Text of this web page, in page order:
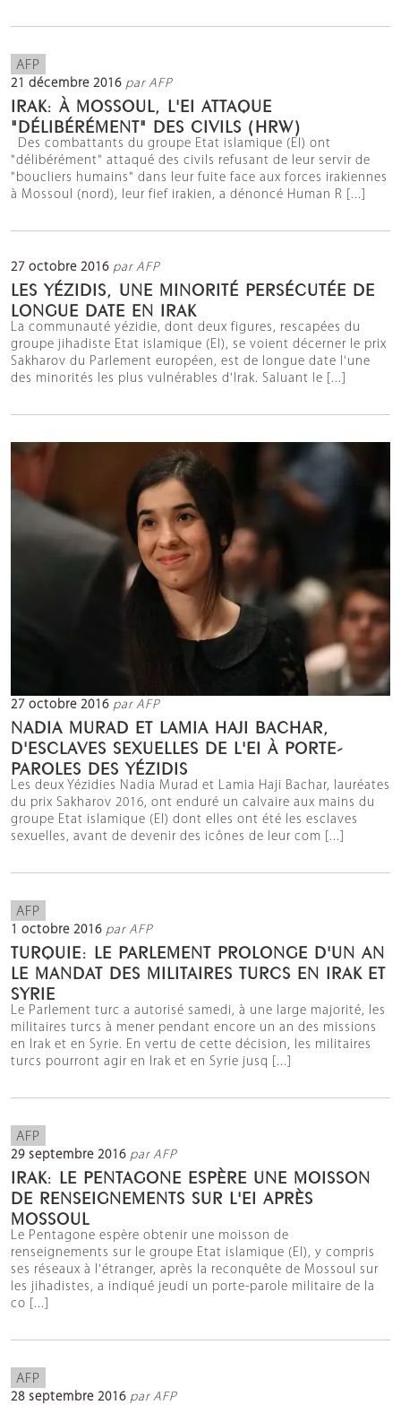
AFP
21 décembre 2016 par AFP
IRAK: À MOSSOUL, L'EI ATTAQUE
"DÉLIBÉRÉMENT" DES CIVILS (HRW)
Des combattants du groupe Etat islamique (EI) ont
"délibérément" attaqué des civils refusant de leur servir de
"boucliers humains" dans leur fuite face aux forces irakiennes
à Mossoul (nord), leur fief irakien, a dénoncé Human R [...]
27 octobre 2016 par AFP
LES YÉZIDIS, UNE MINORITÉ PERSÉCUTÉE DE
LONGUE DATE EN IRAK
La communauté yézidie, dont deux figures, rescapées du
groupe jihadiste Etat islamique (EI), se voient décerner le prix
Sakharov du Parlement européen, est de longue date l'une
des minorités les plus vulnérables d'Irak. Saluant le [...]
27 octobre 2016 par AFP
NADIA MURAD ET LAMIA HAJI BACHAR,
D'ESCLAVES SEXUELLES DE L'EI À PORTE-
PAROLES DES YÉZIDIS
Les deux Yézidies Nadia Murad et Lamia Haji Bachar, lauréates
du prix Sakharov 2016, ont enduré un calvaire aux mains du
groupe Etat islamique (EI) dont elles ont été les esclaves
sexuelles, avant de devenir des icônes de leur com [...]
AFP
1 octobre 2016 par AFP
TURQUIE: LE PARLEMENT PROLONGE D'UN AN
LE MANDAT DES MILITAIRES TURCS EN IRAK ET
SYRIE
Le Parlement turc a autorisé samedi, à une large majorité, les
militaires turcs à mener pendant encore un an des missions
en Irak et en Syrie. En vertu de cette décision, les militaires
turcs pourront agir en Irak et en Syrie jusq [...]
AFP
29 septembre 2016 par AFP
IRAK: LE PENTAGONE ESPÈRE UNE MOISSON
DE RENSEIGNEMENTS SUR L'EI APRÈS
MOSSOUL
Le Pentagone espère obtenir une moisson de
renseignements sur le groupe Etat islamique (EI), y compris
ses réseaux à l'étranger, après la reconquête de Mossoul sur
les jihadistes, a indiqué jeudi un porte-parole militaire de la
co [...]
AFP
28 septembre 2016 par AFP